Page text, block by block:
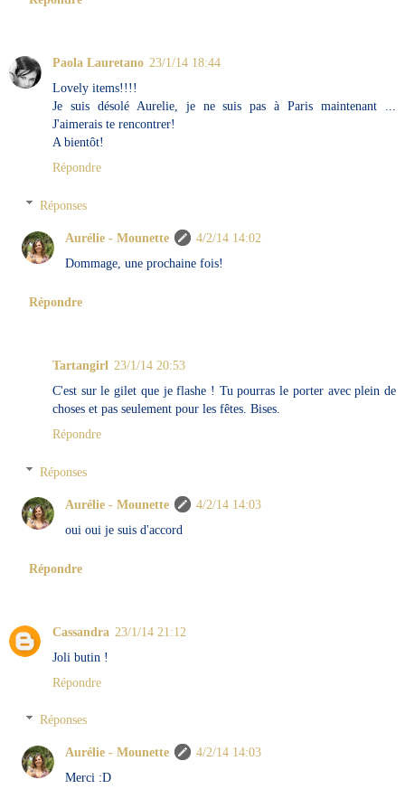
Paola Lauretano 23/1/14 18:44
Lovely items!!!!
Je suis désolé Aurelie, je ne suis pas à Paris maintenant ...
J'aimerais te rencontrer!
A bientôt!
Répondre
Réponses
Aurélie - Mounette
4/2/14 14:02
Dommage, une prochaine fois!
Répondre
Tartangirl 23/1/14 20:53
C'est sur le gilet que je flashe ! Tu pourras le porter avec plein de
choses et pas seulement pour les fêtes. Bises.
Répondre
Réponses
Aurélie - Mounette
4/2/14 14:03
oui oui je suis d'accord
Répondre
Cassandra 23/1/14 21:12
Joli butin !
Répondre
Réponses
Aurélie - Mounette
4/2/14 14:03
Merci :D